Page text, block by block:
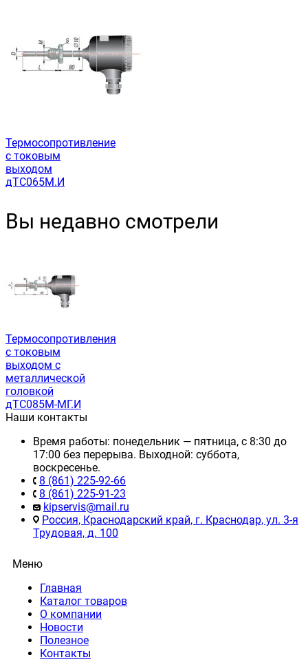
Термосопротивление
с токовым
выходом
дТС065М.И
Вы недавно смотрели
Термосопротивления
с токовым
выходом с
металлической
головкой
дТС085М-МГ.И
Наши контакты
Время работы: понедельник — пятница, с 8:30 до
17:00 без перерыва. Выходной: суббота,
воскресенье.
8 (861) 225-92-66
8 (861) 225-91-23
kipservis@mail.ru
Россия, Краснодарский край, г. Краснодар, ул. 3-я
Трудовая, д. 100
Меню
Главная
Каталог товаров
О компании
Новости
Полезное
Контакты